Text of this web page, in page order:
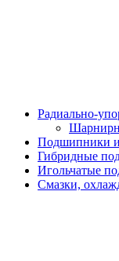
Радиально-
Подшипники
Гибридные
Игольчатые
Смазки,